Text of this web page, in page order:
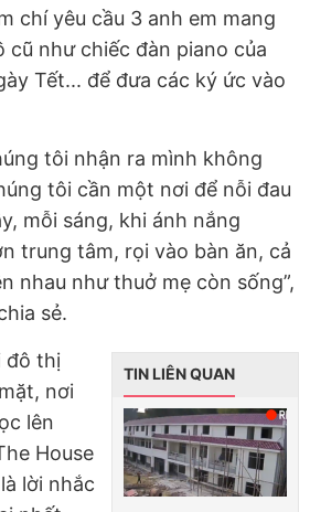
chí yêu cầu 3 anh em mang
cũ như chiếc đàn piano của
Tết... để đưa các ký ức vào
tôi nhận ra mình không
tôi cần một nơi để nỗi đau
mỗi sáng, khi ánh nắng
trung tâm, rọi vào bàn ăn, cả
nhau như thuở mẹ còn sống”,
sẻ.
TIN LIÊN QUAN
đô thị
nơi
lên
House
lời nhắc